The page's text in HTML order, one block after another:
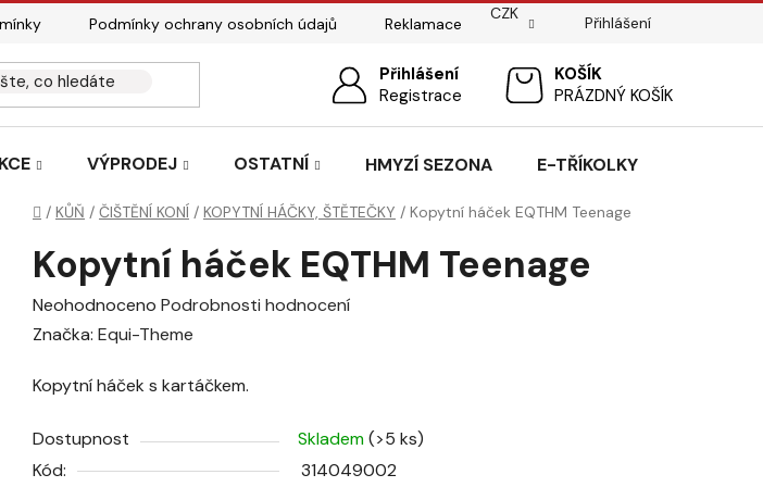
Podmínky ochrany osobních údajů
Reklamace
Pasování sedel pro koně
CZK
Přihlášení
Přihlášení
Registrace
NÁKUPNÍPRÁZDNÝ KOŠÍK
VÝPRODEJ OSTATNÍ HMYZÍ SEZONA E-TŘÍKOLKY
Domů
/ KŮŇ / ČIŠTĚNÍ KONÍ / KOPYTNÍ HÁČKY, ŠTĚTEČKY / Kopytní háček EQTHM Teenage
Kopytní háček EQTHM Teenage
Průměrné
hodnocení
je
z
5
Neohodnoceno Podrobnosti hodnocení
Značka: Equi-Theme
Kopytní háček s kartáčkem.
Dostupnost Skladem(>5 ks)
Kód:
314049002